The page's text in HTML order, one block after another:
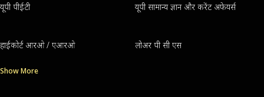
यूपी पीईटी यूपी सामान्य ज्ञान और करेंट अफेयर्स
हाईकोर्ट आरओ / एआरओ लोअर पी सी एस
Show More